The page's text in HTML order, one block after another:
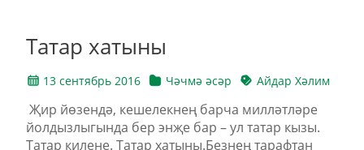
Татар хатыны
13 сентябрь 2016 Чәчмә әсәр Айдар Хәлим
Җир йөзендә, кешелекнең барча милләтләре
йолдызлыгында бер энҗе бар – ул татар кызы.
Татар килене. Татар хатыны.Безнең тарафтан